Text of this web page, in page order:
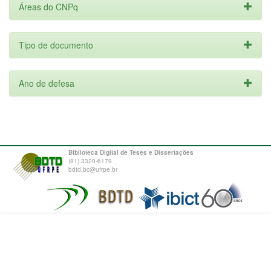
Áreas do CNPq
Tipo de documento
Ano de defesa
Biblioteca Digital de Teses e Dissertações
(81) 3320-6179
bdtd.bc@ufrpe.br